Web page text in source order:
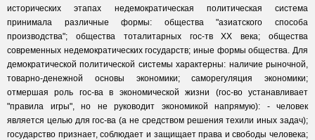
исторических этапах недемократическая политическая система
принимала различные формы: общества "азиатского способа
производства"; общества тоталитарных гос-тв XX века; общества
современных недемократических государств; иные формы общества. Для
демократической политической системы характерны: наличие рыночной,
товарно-денежной основы экономики; саморегуляция экономики;
отмершая роль гос-ва в экономической жизни (гос-во устанавливает
"правила игры", но не руководит экономикой напрямую): - человек
является целью для гос-ва (а не средством решения техили иных задач);
государство признает, соблюдает и защищает права и свободы человека;